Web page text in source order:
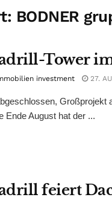
BODNER
Tower
investment 27.
Großprojekt
Ende August hat der ...
feiert